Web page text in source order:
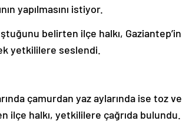
yapılmasını istiyor.
belirten ilçe halkı, Gaziantep’in
yetkililere seslendi.
çamurdan yaz aylarında ise toz ve
ilçe halkı, yetkililere çağrıda bulundu.